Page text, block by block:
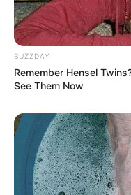
BUZZDAY
Remember Hensel
See Them Now